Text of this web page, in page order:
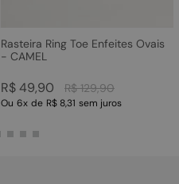
Rasteira Ring Toe Enfeites Ovais
- CAMEL
R$ 129,90
R$49,90
Ou 6x de R$ 8,31 sem juros